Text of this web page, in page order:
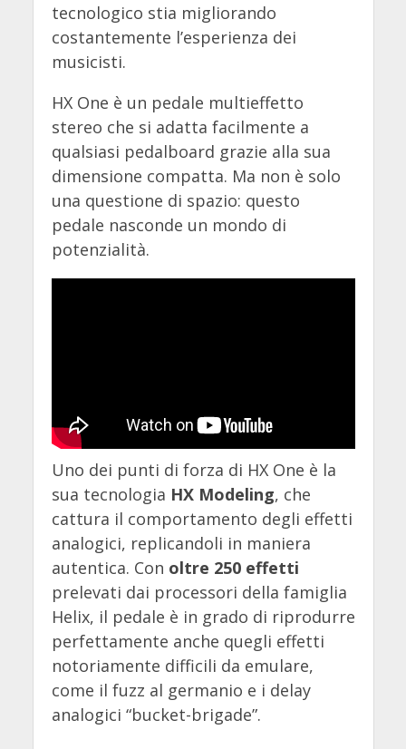
tecnologico stia migliorando
costantemente l’esperienza dei
musicisti.
HX One è un pedale multieffetto
stereo che si adatta facilmente a
qualsiasi pedalboard grazie alla sua
dimensione compatta. Ma non è solo
una questione di spazio: questo
pedale nasconde un mondo di
potenzialità.
Uno dei punti di forza di HX One è la
sua tecnologia HX Modeling, che
cattura il comportamento degli effetti
analogici, replicandoli in maniera
autentica. Con oltre 250 effetti
prelevati dai processori della famiglia
Helix, il pedale è in grado di riprodurre
perfettamente anche quegli effetti
notoriamente difficili da emulare,
come il fuzz al germanio e i delay
analogici “bucket-brigade”.